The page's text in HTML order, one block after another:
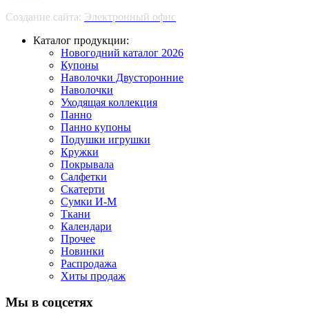
Создание сайта: Электронный офис
Каталог продукции:
Новогодний каталог 2026
Купоны
Наволочки Двусторонние
Наволочки
Уходящая коллекция
Панно
Панно купоны
Подушки игрушки
Кружки
Покрывала
Салфетки
Скатерти
Сумки И-М
Ткани
Календари
Прочее
Новинки
Распродажа
Хиты продаж
Мы в соцсетях